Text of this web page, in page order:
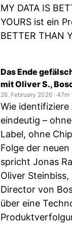
MY DATA IS
YOURS ist ein
BETTER THAN
Das Ende
mit Oliver S.,
26. February 2026 ‧ 47m
Wie
eindeutig –
Label, ohne
Folge der
spricht Jonas
Oliver
Director von
über eine